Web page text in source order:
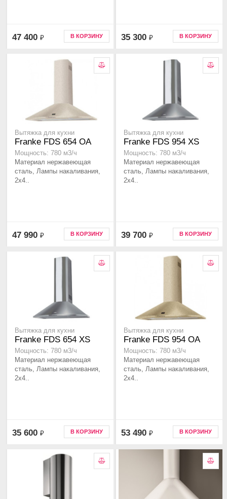
47 400 ₽ В КОРЗИНУ 35 300 ₽ В КОРЗИНУ
Вытяжка для кухни
Franke FDS 654 OA
Мощность: 780 м3/ч
Материал нержавеющая
сталь, Лампы накаливания,
2x4..
47 990 ₽ В КОРЗИНУ
Вытяжка для кухни
Franke FDS 954 XS
Мощность: 780 м3/ч
Материал нержавеющая
сталь, Лампы накаливания,
2x4..
39 700 ₽ В КОРЗИНУ
Вытяжка для кухни
Franke FDS 654 XS
Мощность: 780 м3/ч
Материал нержавеющая
сталь, Лампы накаливания,
2x4..
35 600 ₽ В КОРЗИНУ
Вытяжка для кухни
Franke FDS 954 OA
Мощность: 780 м3/ч
Материал нержавеющая
сталь, Лампы накаливания,
2x4..
53 490 ₽ В КОРЗИНУ